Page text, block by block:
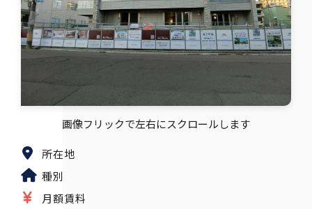
所在地
種別
月額賃料
画像フリックで左右にスクロールします